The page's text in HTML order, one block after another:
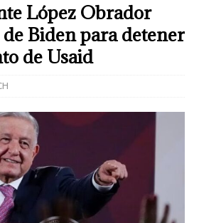
López Obrador
Biden para detener
de Usaid